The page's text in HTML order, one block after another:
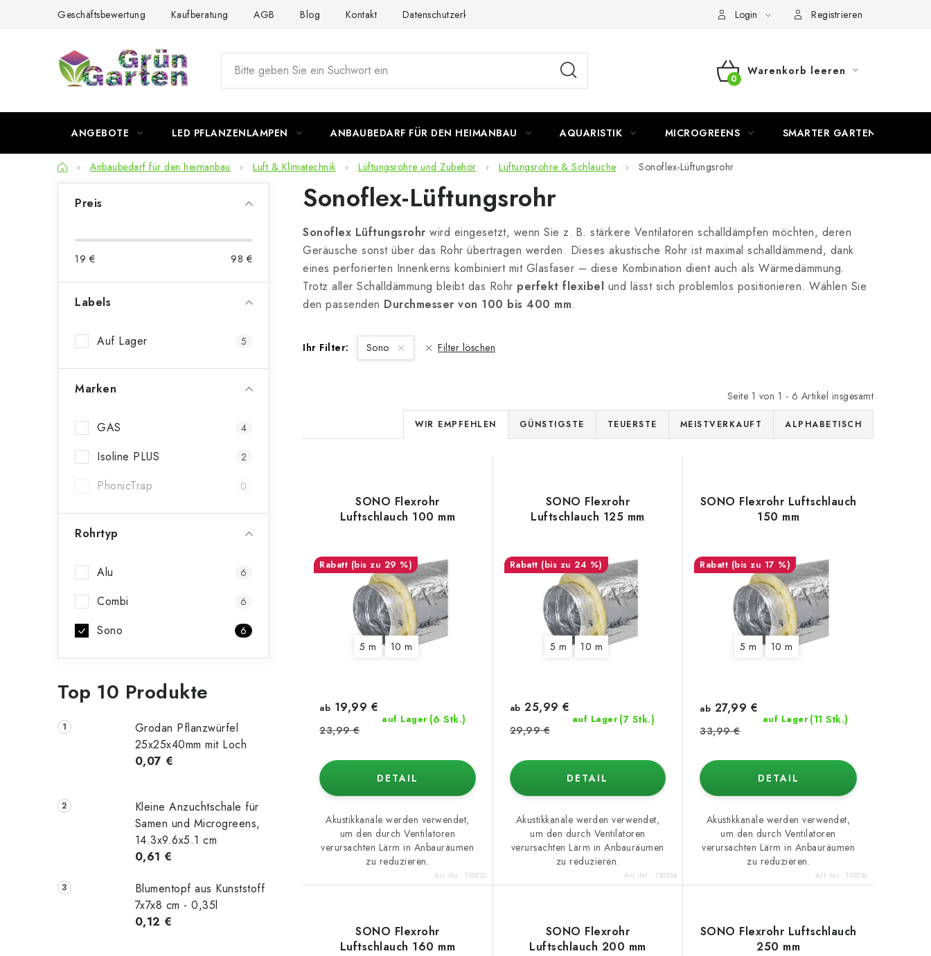
Geschäftsbewertung Kaufberatung AGB Blog Kontakt Datenschutzerklärung Login Registrieren
WARENKORB
Warenkorb leeren
ANGEBOTE LED PFLANZENLAMPEN ANBAUBEDARF FÜR DEN HEIMANBAU AQUARISTIK MICROGREENS SMARTER GARTEN
StartseiteAnbaubedarf für den heimanbau Luft & Klimatechnik Lüftungsrohre und Zubehör Lüftungsrohre & Schläuche Sonoflex-Lüftungsrohr
t
e
Preis
19 € 98 €
Labels
Auf Lager 5
Marken
GAS 4
Isoline PLUS 2
PhonicTrap 0
Rohrtyp
Alu 6
Combi 6
Sono 6
Top 10 Produkte
Grodan Pflanzwürfel
25x25x40mm mit Loch
0,07 €
Kleine Anzuchtschale für
Samen und Microgreens,
14.3x9.6x5.1 cm
0,61 €
Blumentopf aus Kunststoff
7x7x8 cm - 0,35l
0,12 €
Sonoflex-Lüftungsrohr
Sonoflex Lüftungsrohr wird eingesetzt, wenn Sie z. B. stärkere Ventilatoren schalldämpfen möchten, deren
Geräusche sonst über das Rohr übertragen werden. Dieses akustische Rohr ist maximal schalldämmend, dank
eines perforierten Innenkerns kombiniert mit Glasfaser – diese Kombination dient auch als Wärmedämmung.
Trotz aller Schalldämmung bleibt das Rohr perfekt flexibel und lässt sich problemlos positionieren. Wählen Sie
den passenden Durchmesser von 100 bis 400 mm.
Ihr Filter: Sono Filter löschen
Seite 1 von 1 - 6 Artikel insgesamt
P
r
d
u
k
t
s
o
r
i
r
u
n
g
WIR EMPFEHLEN GÜNSTIGSTE TEUERSTE MEISTVERKAUFT ALPHABETISCH
e
SONO Flexrohr
Luftschlauch 100 mm
(bis zu 29 %)
5 m 10 m
auf Lager (6 Stk.)
ab 19,99 €
23,99 €
DETAIL
Akustikkanäle werden verwendet,
um den durch Ventilatoren
verursachten Lärm in Anbauräumen
zu reduzieren.
Art.-Nr.: 130232
SONO Flexrohr
Luftschlauch 125 mm
(bis zu 24 %)
5 m 10 m
auf Lager (7 Stk.)
ab 25,99 €
29,99 €
DETAIL
Akustikkanäle werden verwendet,
um den durch Ventilatoren
verursachten Lärm in Anbauräumen
zu reduzieren.
Art.-Nr.: 130234
SONO Flexrohr Luftschlauch
150 mm
(bis zu 17 %)
5 m 10 m
auf Lager (11 Stk.)
ab 27,99 €
33,99 €
DETAIL
Akustikkanäle werden verwendet,
um den durch Ventilatoren
verursachten Lärm in Anbauräumen
zu reduzieren.
Art.-Nr.: 130236
SONO Flexrohr
Luftschlauch 160 mm
SONO Flexrohr
Luftschlauch 200 mm
SONO Flexrohr Luftschlauch
250 mm